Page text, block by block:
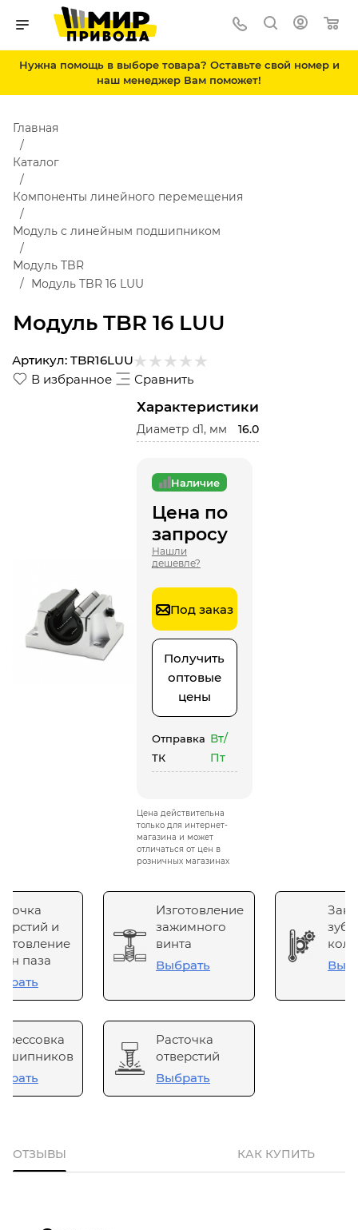
Нужна помощь в выборе товара? Оставьте свой номер и
наш менеджер Вам поможет!
Модуль TBR 16 LUU
Главная
Каталог
Компоненты линейного перемещения
Модуль с линейным подшипником
Модуль TBR
Модуль TBR 16 LUU
В избранное Сравнить
Артикул: TBR16LUU
Характеристики
Диаметр d1, мм 16.0
Наличие
Цена по
запросу
Нашли
дешевле?
Под заказ
Получить
оптовые
цены
Отправка
ТК
Вт/
Пт
Цена действительна
только для интернет-
магазина и может
отличаться от цен в
розничных магазинах
и
паза
Изготовление
зажимного
винта
Выбрать
Расточка
отверстий
Выбрать
ОТЗЫВЫ КАК КУПИТЬ